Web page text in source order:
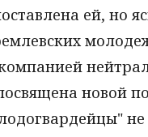
ей, но
новой